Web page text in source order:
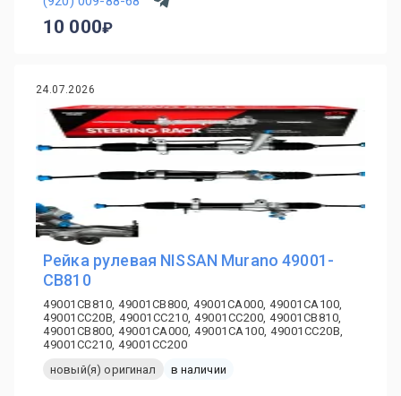
10 000
24.07.2026
Рейка рулевая NISSAN Murano 49001-
CB810
49001CB810, 49001CB800, 49001CA000, 49001CA100,
49001CC20B, 49001CC210, 49001CC200, 49001CB810,
49001CB800, 49001CA000, 49001CA100, 49001CC20B,
49001CC210, 49001CC200
новый(я) оригинал
в наличии